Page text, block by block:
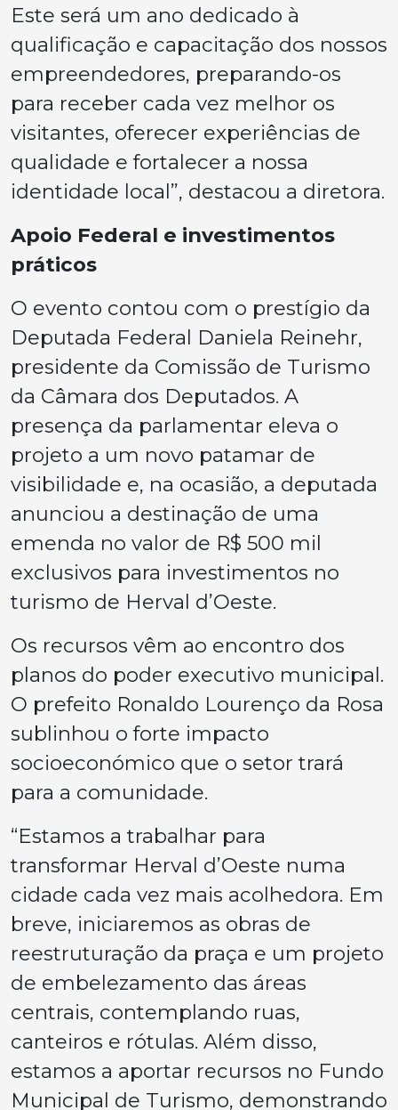
Este será um ano dedicado à
qualificação e capacitação dos nossos
empreendedores, preparando-os
para receber cada vez melhor os
visitantes, oferecer experiências de
qualidade e fortalecer a nossa
identidade local”, destacou a diretora.
Apoio Federal e investimentos
práticos
O evento contou com o prestígio da
Deputada Federal Daniela Reinehr,
presidente da Comissão de Turismo
da Câmara dos Deputados. A
presença da parlamentar eleva o
projeto a um novo patamar de
visibilidade e, na ocasião, a deputada
anunciou a destinação de uma
emenda no valor de R$ 500 mil
exclusivos para investimentos no
turismo de Herval d’Oeste.
Os recursos vêm ao encontro dos
planos do poder executivo municipal.
O prefeito Ronaldo Lourenço da Rosa
sublinhou o forte impacto
socioeconómico que o setor trará
para a comunidade.
“Estamos a trabalhar para
transformar Herval d’Oeste numa
cidade cada vez mais acolhedora. Em
breve, iniciaremos as obras de
reestruturação da praça e um projeto
de embelezamento das áreas
centrais, contemplando ruas,
canteiros e rótulas. Além disso,
estamos a aportar recursos no Fundo
Municipal de Turismo, demonstrando